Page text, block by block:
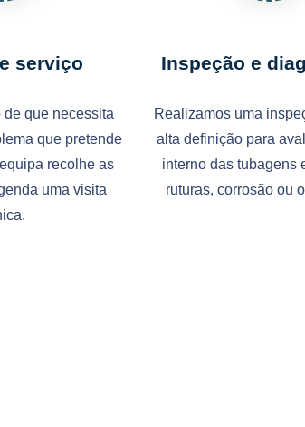
serviço
que necessita
que pretende
recolhe as
uma visita
Inspeção e
Realizamos uma
alta definição para
interno das tubagens
ruturas, corrosão ou